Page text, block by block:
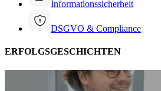
Informationssicherheit
DSGVO & Compliance
ERFOLGSGESCHICHTEN